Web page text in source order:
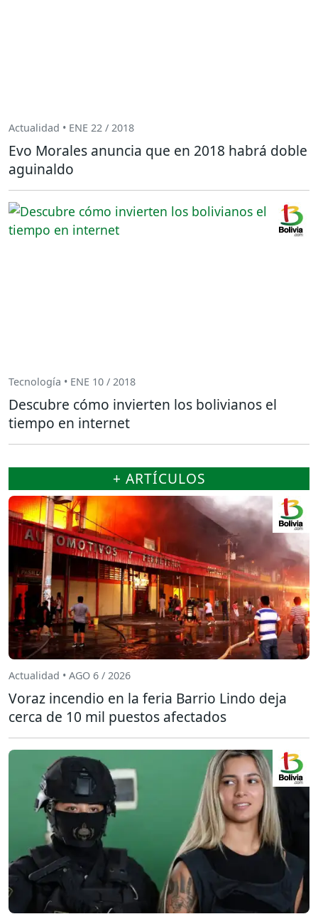
Actualidad • ENE 22 / 2018
Evo Morales anuncia que en 2018 habrá doble
aguinaldo
Tecnología • ENE 10 / 2018
Descubre cómo invierten los bolivianos el
tiempo en internet
+ ARTÍCULOS
Actualidad • AGO 6 / 2026
Voraz incendio en la feria Barrio Lindo deja
cerca de 10 mil puestos afectados